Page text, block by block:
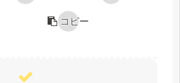
コピー